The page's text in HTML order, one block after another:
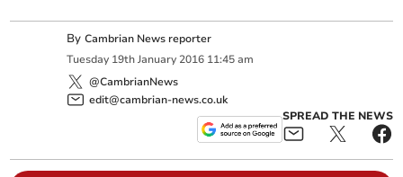
ByCambrian News reporter
Tuesday 19th January 2016 11:45 am
@CambrianNews
edit@cambrian-news.co.uk
SPREAD THE NEWS